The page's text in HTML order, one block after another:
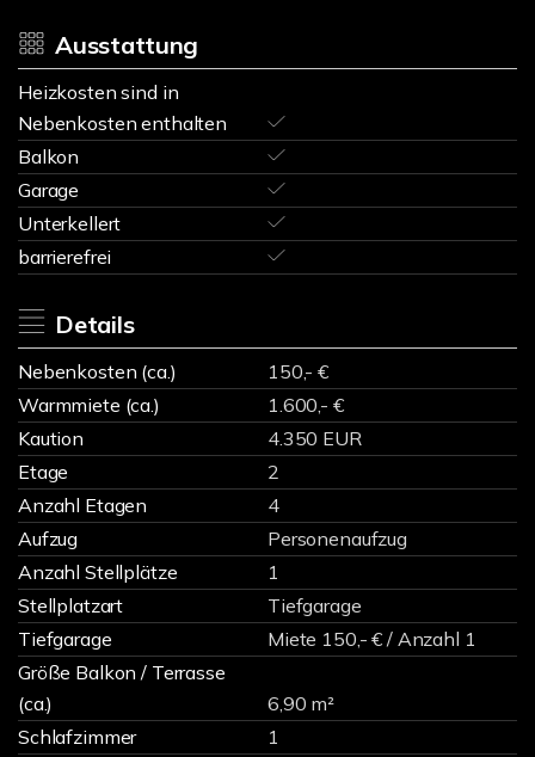
Ausstattung
Heizkosten sind in
Nebenkosten enthalten
Balkon
Garage
Unterkellert
barrierefrei
Details
Nebenkosten (ca.)
150,- €
Warmmiete (ca.)
1.600,- €
Kaution
4.350 EUR
Etage
2
Anzahl Etagen
4
Aufzug
Personenaufzug
Anzahl Stellplätze
1
Stellplatzart
Tiefgarage
Tiefgarage
Miete 150,- € / Anzahl 1
Größe Balkon / Terrasse
(ca.)
6,90 m²
Schlafzimmer
1